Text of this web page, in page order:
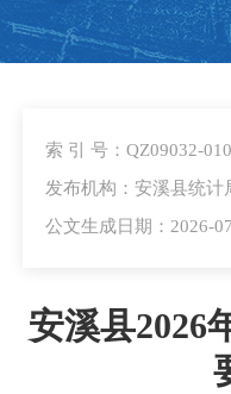
索 引 号：QZ09032-
发布机构：安溪县统计
公文生成日期：2026-
安溪县2026